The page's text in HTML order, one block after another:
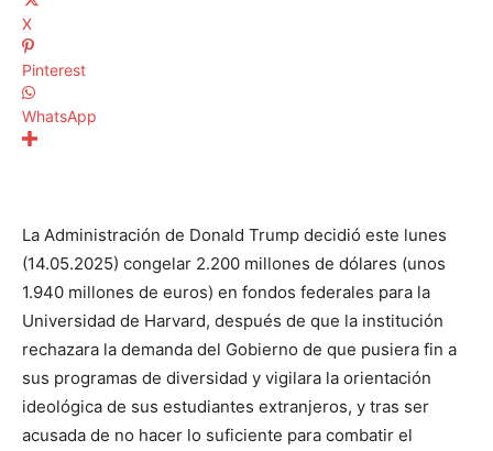
X
Pinterest
WhatsApp
La Administración de Donald Trump decidió este lunes
(14.05.2025) congelar 2.200 millones de dólares (unos
1.940 millones de euros) en fondos federales para la
Universidad de Harvard, después de que la institución
rechazara la demanda del Gobierno de que pusiera fin a
sus programas de diversidad y vigilara la orientación
ideológica de sus estudiantes extranjeros, y tras ser
acusada de no hacer lo suficiente para combatir el